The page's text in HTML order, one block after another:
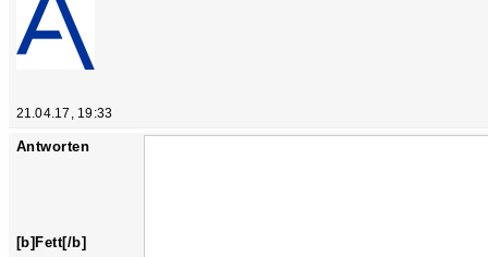
21.04.17, 19:33
Antworten
[b]Fett[/b]